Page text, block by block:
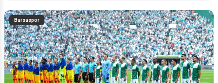
Bursaspor